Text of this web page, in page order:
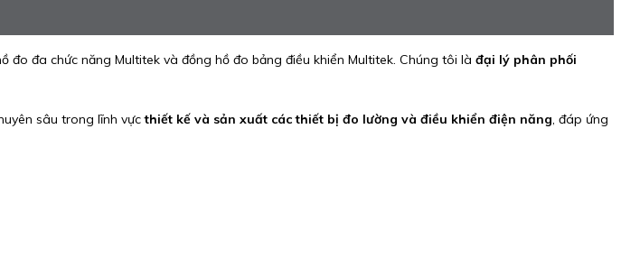
đo đa chức năng Multitek và đồng hồ đo bảng điều khiển Multitek. Chúng tôi là đại lý phân phối
sâu trong lĩnh vựcthiết kế và sản xuất các thiết bị đo lường và điều khiển điện năng, đáp ứng